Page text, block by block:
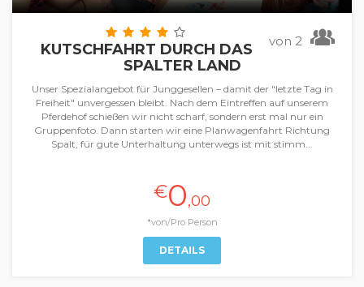
von 2
KUTSCHFAHRT DURCH DAS
SPALTER LAND
Unser Spezialangebot für Junggesellen – damit der "letzte Tag in
Freiheit" unvergessen bleibt. Nach dem Eintreffen auf unserem
Pferdehof schießen wir nicht scharf, sondern erst mal nur ein
Gruppenfoto. Dann starten wir eine Planwagenfahrt Richtung
Spalt, für gute Unterhaltung unterwegs ist mit stimm...
€0,00
*von/Pro Person
DETAILS